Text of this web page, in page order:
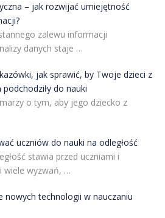
– jak rozwijać umiejętność
zalewu informacji
danych staje …
jak sprawić, by Twoje dzieci z
do nauki
o tym, aby jego dziecko z
uczniów do nauki na odległość
stawia przed uczniami i
wiele wyzwań, …
nowych technologii w nauczaniu